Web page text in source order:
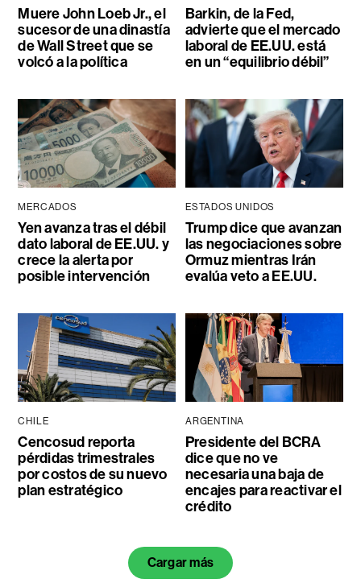
Muere John Loeb Jr., el
sucesor de una dinastía
de Wall Street que se
volcó a la política
Barkin, de la Fed,
advierte que el mercado
laboral de EE.UU. está
en un “equilibrio débil”
MERCADOS
Yen avanza tras el débil
dato laboral de EE.UU. y
crece la alerta por
posible intervención
ESTADOS UNIDOS
Trump dice que avanzan
las negociaciones sobre
Ormuz mientras Irán
evalúa veto a EE.UU.
CHILE
Cencosud reporta
pérdidas trimestrales
por costos de su nuevo
plan estratégico
ARGENTINA
Presidente del BCRA
dice que no ve
necesaria una baja de
encajes para reactivar el
crédito
Cargar más